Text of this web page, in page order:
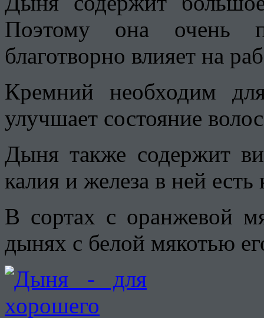
Поэтому она очень
благотворно влияет на
Кремний необходим
улучшает состояние
Дыня также содержит
калия и железа в ней
В сортах с оранжевой
дынях с белой мякотью